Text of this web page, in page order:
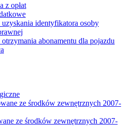
z opłat
uzyskania identyfikatora osoby
abonamentu dla pojazdu
ze środków zewnętrznych 2007-
ze środków zewnętrznych 2007-